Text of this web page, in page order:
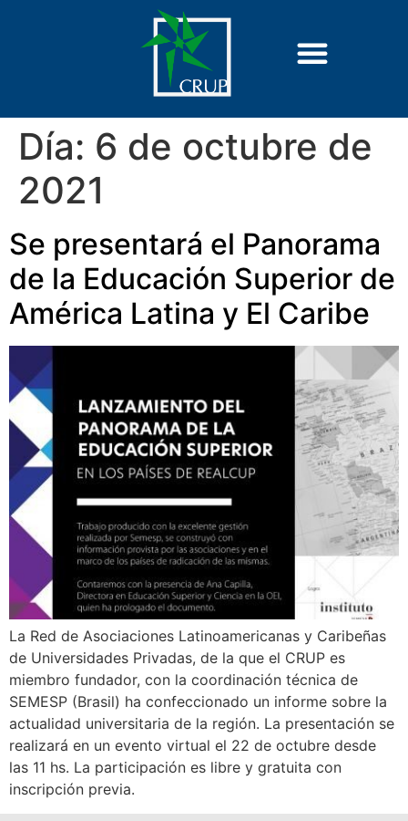
Día: 6 de octubre de
2021
Se presentará el Panorama
de la Educación Superior de
América Latina y El Caribe
La Red de Asociaciones Latinoamericanas y Caribeñas
de Universidades Privadas, de la que el CRUP es
miembro fundador, con la coordinación técnica de
SEMESP (Brasil) ha confeccionado un informe sobre la
actualidad universitaria de la región. La presentación se
realizará en un evento virtual el 22 de octubre desde
las 11 hs. La participación es libre y gratuita con
inscripción previa.